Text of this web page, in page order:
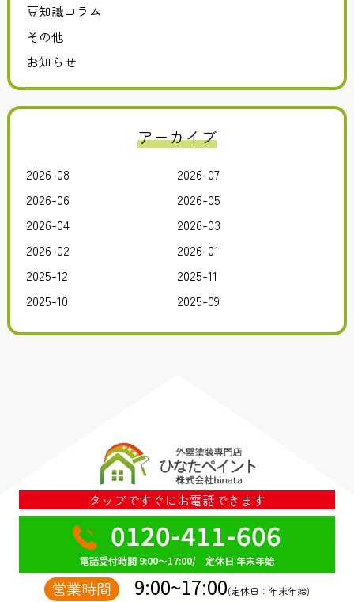
豆知識コラム
その他
お知らせ
アーカイブ
2026-08
2026-07
2026-06
2026-05
2026-04
2026-03
2026-02
2026-01
2025-12
2025-11
2025-10
2025-09
タップですぐにお電話できます
0120-411-606
電話受付時間 9:00～17:00/ 定休日 年末年始
営業時間 9:00~17:00(定休日：年末年始)